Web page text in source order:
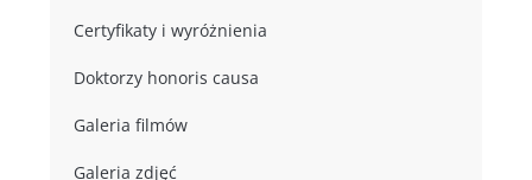
Certyfikaty i wyróżnienia
Doktorzy honoris causa
Galeria filmów
Galeria zdjęć